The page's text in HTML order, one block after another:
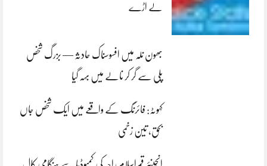
لے اڑے
بھون نلہ میں افسوسناک حادثہ — بزرگ شخص
پلی سے گر کر نالے میں بہہ گیا
کہوٹہ: فائرنگ کے واقعے میں ایک شخص جاں
بحق، تین زخمی